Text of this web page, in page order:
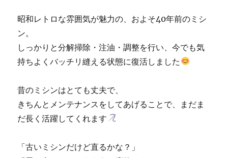
「ミ
活」
昭和レトロな雰囲気が魅力の、およそ40年前のミシ
ン。
しっかりと分解掃除・注油・調整を行い、今でも気
持ちよくバッチリ縫える状態に復活しました
昔のミシンはとても丈夫で、
きちんとメンテナンスをしてあげることで、まだま
だ長く活躍してくれます
「古いミシンだけど直るかな？」